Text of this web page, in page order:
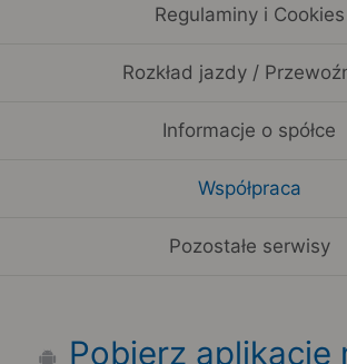
Regulaminy i Cookies
Rozkład jazdy /
Informacje o spółce
Współpraca
Pozostałe serwisy
Pobierz aplikację